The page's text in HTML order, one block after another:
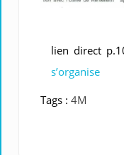
lien direct
s’organise
Tags : 4M